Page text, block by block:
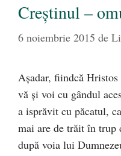
Creştinul –
6 noiembrie 2015 de
Aşadar, fiindcă
vă şi voi cu gândul
a isprăvit cu păcatul,
mai are de trăit în trup
după voia lui